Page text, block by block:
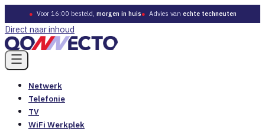
● Voor 16:00 besteld, morgen in huis● Advies van echte techneuten
Direct naar inhoud
Netwerk
Telefonie
TV
WiFi Werkplek